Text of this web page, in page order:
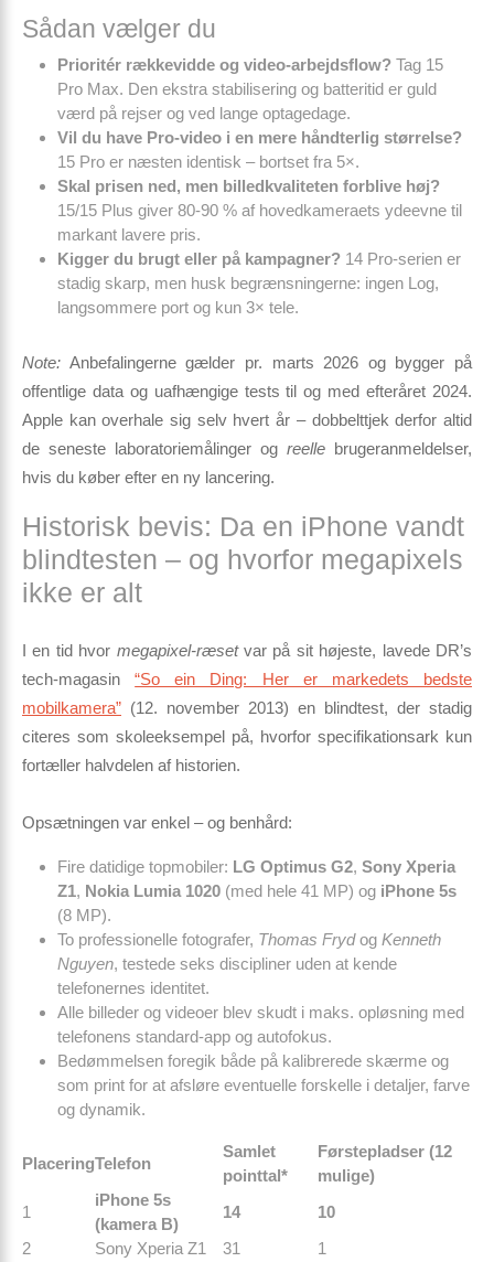
Sådan vælger du
Prioritér rækkevidde og video-arbejdsflow? Tag 15
Pro Max. Den ekstra stabilisering og batteritid er guld
værd på rejser og ved lange optagedage.
Vil du have Pro-video i en mere håndterlig størrelse?
15 Pro er næsten identisk – bortset fra 5×.
Skal prisen ned, men billedkvaliteten forblive høj?
15/15 Plus giver 80-90 % af hovedkameraets ydeevne til
markant lavere pris.
Kigger du brugt eller på kampagner? 14 Pro-serien er
stadig skarp, men husk begrænsningerne: ingen Log,
langsommere port og kun 3× tele.
Note: Anbefalingerne gælder pr. marts 2026 og bygger på
offentlige data og uafhængige tests til og med efteråret 2024.
Apple kan overhale sig selv hvert år – dobbelttjek derfor altid
de seneste laboratoriemålinger og reelle brugeranmeldelser,
hvis du køber efter en ny lancering.
Historisk bevis: Da en iPhone vandt
blindtesten – og hvorfor megapixels
ikke er alt
I en tid hvor megapixel-ræsetvar på sit højeste, lavede DR’s
tech-magasin“So ein Ding: Her er markedets bedste
mobilkamera” (12. november 2013) en blindtest, der stadig
citeres som skoleeksempel på, hvorfor specifikationsark kun
fortæller halvdelen af historien.
Opsætningen var enkel – og benhård:
Fire datidige topmobiler: LG Optimus G2, Sony Xperia
Z1, Nokia Lumia 1020 (med hele 41 MP) og iPhone 5s
(8 MP).
To professionelle fotografer, Thomas Frydog Kenneth
Nguyen, testede seks discipliner uden at kende
telefonernes identitet.
Alle billeder og videoer blev skudt i maks. opløsning med
telefonens standard-app og autofokus.
Bedømmelsen foregik både på kalibrerede skærme og
som print for at afsløre eventuelle forskelle i detaljer, farve
og dynamik.
PlaceringTelefon
Samlet
pointtal*
Førstepladser (12
mulige)
1
iPhone 5s
(kamera B)
14
10
2
Sony Xperia Z1 31
1